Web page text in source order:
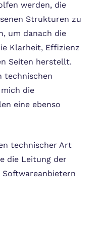
werden, die
Strukturen zu
um danach die
Klarheit, Effizienz
Seiten herstellt.
technischen
die
eine ebenso
technischer Art
die Leitung der